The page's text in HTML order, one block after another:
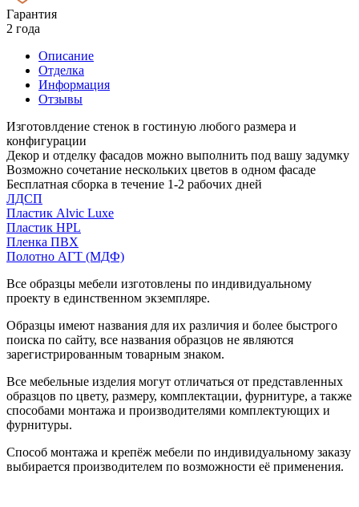
Гарантия
2 года
Описание
Отделка
Информация
Отзывы
Изготовлдение стенок в гостиную любого размера и
конфигурации
Декор и отделку фасадов можно выполнить под вашу задумку
Возможно сочетание нескольких цветов в одном фасаде
Бесплатная сборка в течение 1-2 рабочих дней
ЛДСП
Пластик Alvic Luxe
Пластик HPL
Пленка ПВХ
Полотно АГТ (МДФ)
Все образцы мебели изготовлены по индивидуальному
проекту в единственном экземпляре.
Образцы имеют названия для их различия и более быстрого
поиска по сайту, все названия образцов не являются
зарегистрированным товарным знаком.
Все мебельные изделия могут отличаться от представленных
образцов по цвету, размеру, комплектации, фурнитуре, а также
способами монтажа и производителями комплектующих и
фурнитуры.
Способ монтажа и крепёж мебели по индивидуальному заказу
выбирается производителем по возможности её применения.